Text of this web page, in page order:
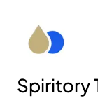
Spiritory